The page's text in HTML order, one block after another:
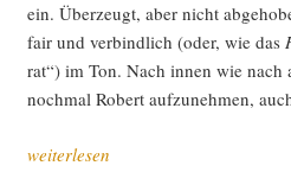
ein. Über­zeugt, aber nicht
fair und ver­bind­lich (oder, wie das
rat“) im Ton. Nach innen wie
noch­mal Robert auf­zu­neh­men,
„Grü­
weiterlesen